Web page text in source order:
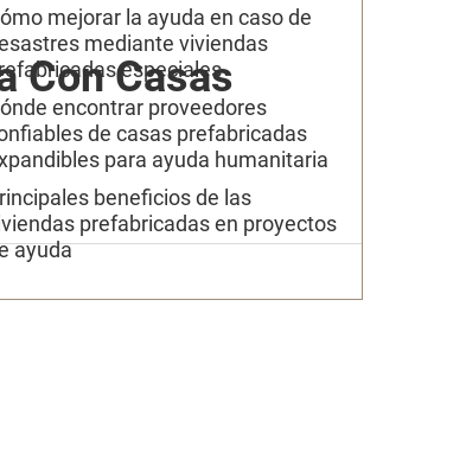
Con Casas
mejorar la ayuda en caso de
mediante viviendas
especiales
encontrar proveedores
de casas prefabricadas
para ayuda humanitaria
beneficios de las
prefabricadas en proyectos
ayuda